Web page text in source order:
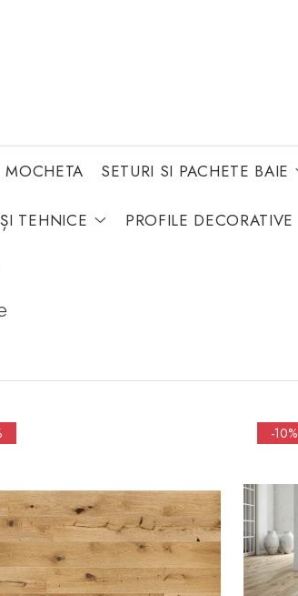
MOCHETA SETURI SI PACHETE BAIE
TEHNICE PROFILE DECORATIVE
-10%